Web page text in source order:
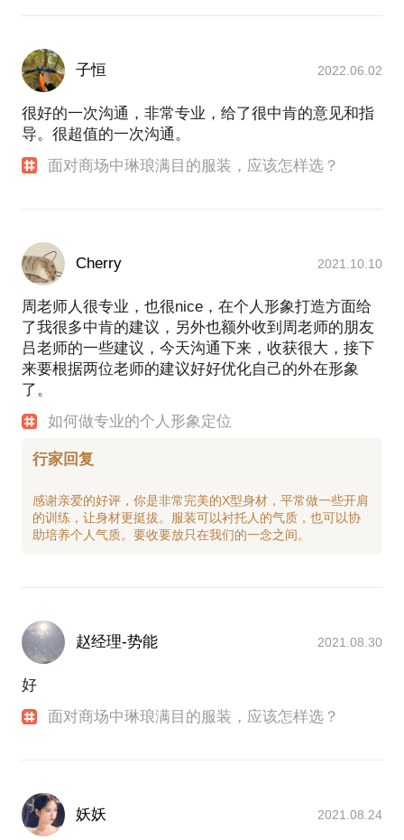
；
http://baijiahao.baidu.com/s?
id=1561599246974077&wfr=spider&for=pc
；
http://www.sohu.com/a/136584767_391317
；
http://weibo.com/u/1460273033
子恒 2022.06.02
很好的一次沟通，非常专业，给了很中肯的意见和指
导。很超值的一次沟通。
面对商场中琳琅满目的服装，应该怎样选？
Cherry 2021.10.10
周老师人很专业，也很nice，在个人形象打造方面给
了我很多中肯的建议，另外也额外收到周老师的朋友
吕老师的一些建议，今天沟通下来，收获很大，接下
来要根据两位老师的建议好好优化自己的外在形象
了。
如何做专业的个人形象定位
行家回复
感谢亲爱的好评，你是非常完美的X型身材，平常做一些开肩
的训练，让身材更挺拔。服装可以衬托人的气质，也可以协
赵经理-势能 2021.08.30
好
面对商场中琳琅满目的服装，应该怎样选？
妖妖 2021.08.24